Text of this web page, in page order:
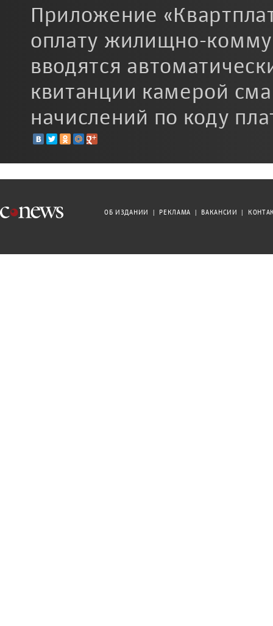
Приложение
оплату жилищно-
вводятся
квитанции камерой
начислений по коду
ОБ ИЗДАНИИ | РЕКЛАМА | ВАКАНСИИ |